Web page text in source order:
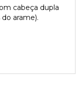
cabeça dupla
arame).